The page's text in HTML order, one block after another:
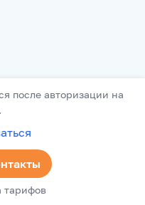
после авторизации на
тарифов